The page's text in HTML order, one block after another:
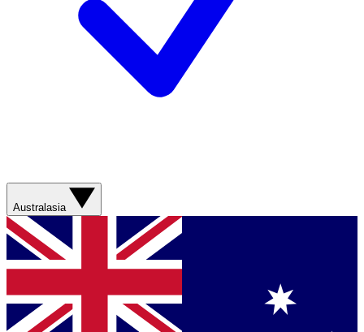
Australasia